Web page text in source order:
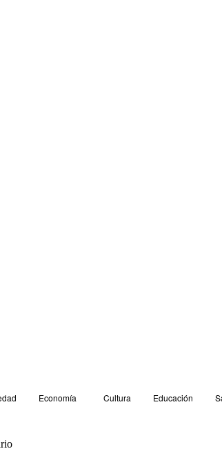
Economía Cultura Educación